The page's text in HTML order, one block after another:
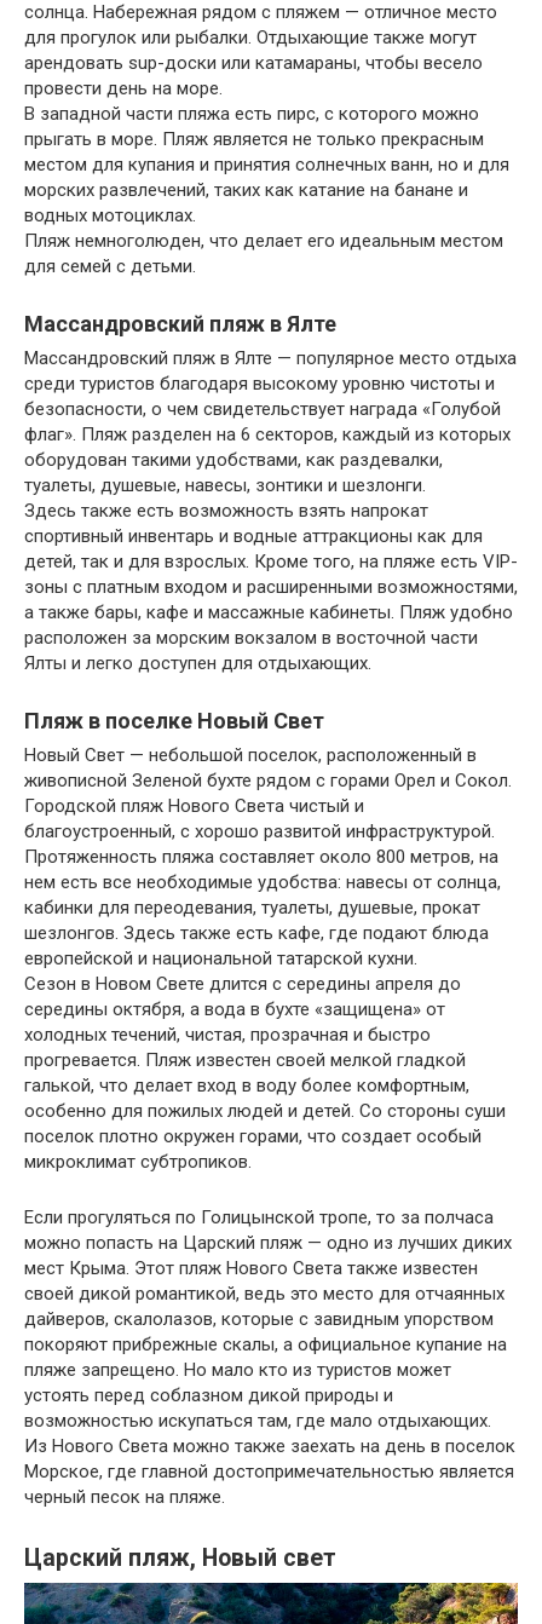
солнца. Набережная рядом с пляжем — отличное место
для прогулок или рыбалки. Отдыхающие также могут
арендовать sup-доски или катамараны, чтобы весело
провести день на море.
В западной части пляжа есть пирс, с которого можно
прыгать в море. Пляж является не только прекрасным
местом для купания и принятия солнечных ванн, но и для
морских развлечений, таких как катание на банане и
водных мотоциклах.
Пляж немноголюден, что делает его идеальным местом
для семей с детьми.
Массандровский пляж в Ялте
Массандровский пляж в Ялте — популярное место отдыха
среди туристов благодаря высокому уровню чистоты и
безопасности, о чем свидетельствует награда «Голубой
флаг». Пляж разделен на 6 секторов, каждый из которых
оборудован такими удобствами, как раздевалки,
туалеты, душевые, навесы, зонтики и шезлонги.
Здесь также есть возможность взять напрокат
спортивный инвентарь и водные аттракционы как для
детей, так и для взрослых. Кроме того, на пляже есть VIP-
зоны с платным входом и расширенными возможностями,
а также бары, кафе и массажные кабинеты. Пляж удобно
расположен за морским вокзалом в восточной части
Ялты и легко доступен для отдыхающих.
Пляж в поселке Новый Свет
Новый Свет — небольшой поселок, расположенный в
живописной Зеленой бухте рядом с горами Орел и Сокол.
Городской пляж Нового Света чистый и
благоустроенный, с хорошо развитой инфраструктурой.
Протяженность пляжа составляет около 800 метров, на
нем есть все необходимые удобства: навесы от солнца,
кабинки для переодевания, туалеты, душевые, прокат
шезлонгов. Здесь также есть кафе, где подают блюда
европейской и национальной татарской кухни.
Сезон в Новом Свете длится с середины апреля до
середины октября, а вода в бухте «защищена» от
холодных течений, чистая, прозрачная и быстро
прогревается. Пляж известен своей мелкой гладкой
галькой, что делает вход в воду более комфортным,
особенно для пожилых людей и детей. Со стороны суши
поселок плотно окружен горами, что создает особый
микроклимат субтропиков.
Если прогуляться по Голицынской тропе, то за полчаса
можно попасть на Царский пляж — одно из лучших диких
мест Крыма. Этот пляж Нового Света также известен
своей дикой романтикой, ведь это место для отчаянных
дайверов, скалолазов, которые с завидным упорством
покоряют прибрежные скалы, а официальное купание на
пляже запрещено. Но мало кто из туристов может
устоять перед соблазном дикой природы и
возможностью искупаться там, где мало отдыхающих.
Из Нового Света можно также заехать на день в поселок
Морское, где главной достопримечательностью является
черный песок на пляже.
Царский пляж, Новый свет